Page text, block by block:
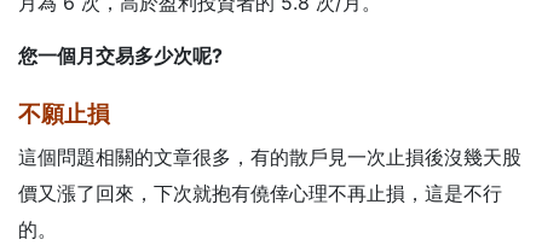
您一個月交易多少次呢?
不願止損
這個問題相關的文章很多，有的散戶見一次止損後沒幾天股
價又漲了回來，下次就抱有僥倖心理不再止損，這是不行
的。